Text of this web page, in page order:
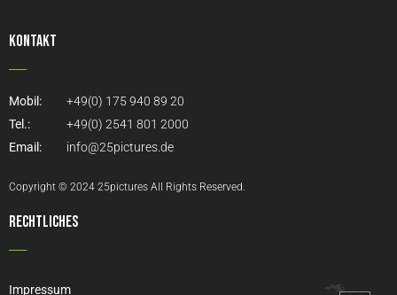
Kontakt
Mobil:
+49(0) 175 940 89 20
Tel.:
+49(0) 2541 801 2000
Email:
info@25pictures.de
Copyright © 2024 25pictures All Rights Reserved.
Rechtliches
Impressum